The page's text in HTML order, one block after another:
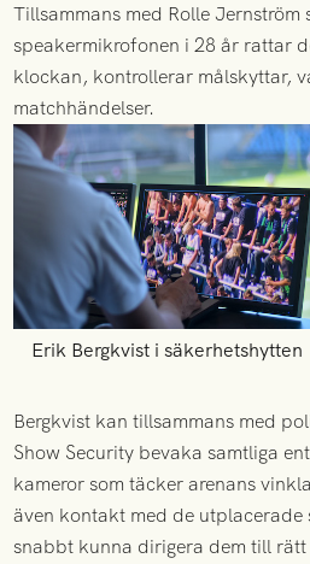
Tillsammans med Rolle Jernström
speakermikrofonen i 28 år rattar
klockan, kontrollerar målskyttar,
matchhändelser.
Erik Bergkvist i säkerhetshytten
Bergkvist kan tillsammans med
Show Security bevaka samtliga
kameror som täcker arenans
även kontakt med de
snabbt kunna dirigera dem till